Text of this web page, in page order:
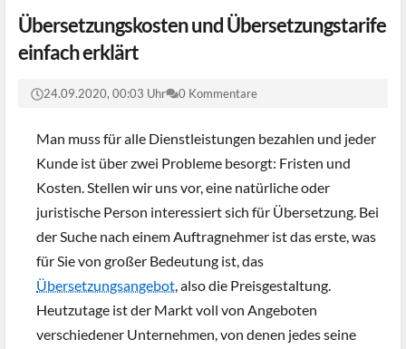
Übersetzungskosten und Übersetzungstarife
einfach erklärt
24.09.2020, 00:03 Uhr 0 Kommentare
Man muss für alle Dienstleistungen bezahlen und jeder
Kunde ist über zwei Probleme besorgt: Fristen und
Kosten. Stellen wir uns vor, eine natürliche oder
juristische Person interessiert sich für Übersetzung. Bei
der Suche nach einem Auftragnehmer ist das erste, was
für Sie von großer Bedeutung ist, das
Übersetzungsangebot, also die Preisgestaltung.
Heutzutage ist der Markt voll von Angeboten
verschiedener Unternehmen, von denen jedes seine